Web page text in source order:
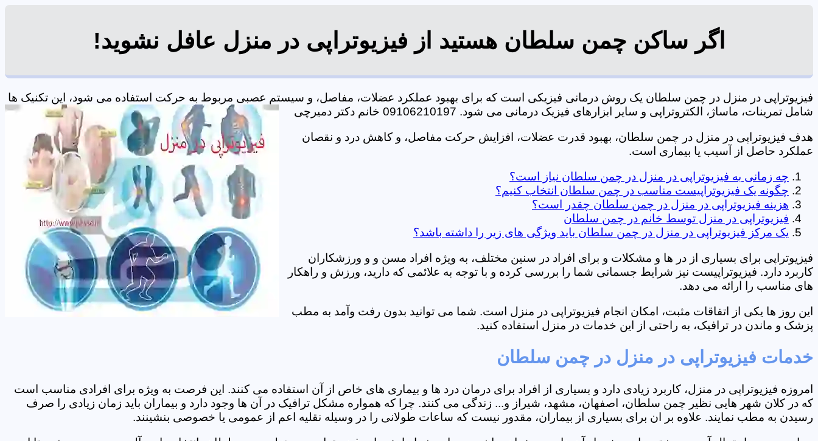
اگر ساکن چمن سلطان هستید از فیزیوتراپی در منزل عافل نشوید!
فیزیوتراپی در منزل در چمن سلطان یک روش درمانی فیزیکی است که برای بهبود عملکرد عضلات، مفاصل، و سیستم عصبی مربوط به حرکت استفاده می شود، این تکنیک ها
شامل تمرینات، ماساژ، الکتروتراپی و سایر ابزارهای فیزیک درمانی می شود. 09106210197 خانم دکتر دمیرچی
هدف فیزیوتراپی در منزل در چمن سلطان، بهبود قدرت عضلات، افزایش حرکت مفاصل، و کاهش درد و نقصان
عملکرد حاصل از آسیب یا بیماری است.
چه زمانی به فیزیوتراپی در منزل در چمن سلطان نیاز است؟
چگونه یک فیزیوتراپیست مناسب در چمن سلطان انتخاب کنیم؟
هزینه فیزیوتراپی در منزل در چمن سلطان چقدر است؟
فیزیوتراپی در منزل توسط خانم در چمن سلطان
یک مرکز فیزیوتراپی در منزل در چمن سلطان باید ویژگی های زیر را داشته باشد؟
فیزیوتراپی برای بسیاری از در ها و مشکلات و برای افراد در سنین مختلف، به ویژه افراد مسن و و ورزشکاران
کاربرد دارد. فیزیوتراپیست نیز شرایط جسمانی شما را بررسی کرده و با توجه به علائمی که دارید، ورزش و راهکار
های مناسب را ارائه می دهد.
این روز ها یکی از اتفاقات مثبت، امکان انجام فیزیوتراپی در منزل است. شما می توانید بدون رفت وآمد به مطب
پزشک و ماندن در ترافیک، به راحتی از این خدمات در منزل استفاده کنید.
خدمات فیزیوتراپی در منزل در چمن سلطان
امروزه فیزیوتراپی در منزل، کاربرد زیادی دارد و بسیاری از افراد برای درمان درد ها و بیماری های خاص از آن استفاده می کنند. این فرصت به ویژه برای افرادی مناسب است
که در کلان شهر هایی نظیر چمن سلطان، اصفهان، مشهد، شیراز و... زندگی می کنند. چرا که همواره مشکل ترافیک در آن ها وجود دارد و بیماران باید زمان زیادی را صرف
رسیدن به مطب نمایند. علاوه بر ان برای بسیاری از بیماران، مقدور نیست که ساعات طولانی را در وسیله نقلیه اعم از عمومی یا خصوصی بنشینند.